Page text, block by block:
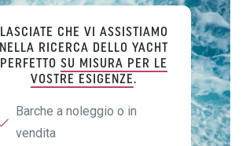
LASCIATE CHE VI ASSISTIAMO
NELLA RICERCA DELLO YACHT
PERFETTO SU MISURA PER LE
VOSTRE ESIGENZE.
Barche a noleggio o in
vendita